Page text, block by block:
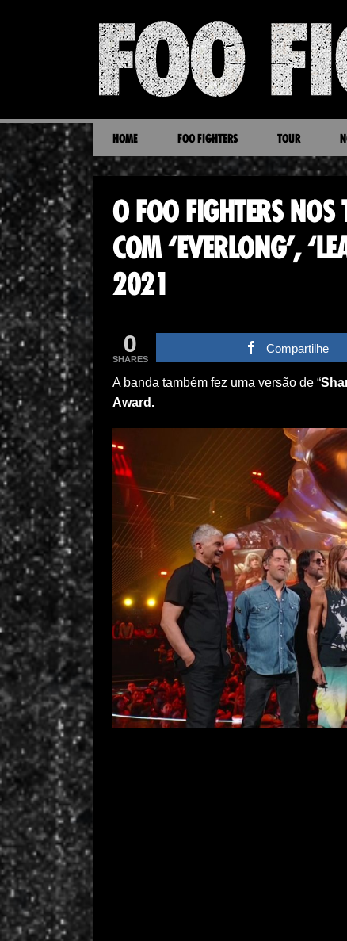
HOME FOO FIGHTERS TOUR
O FOO FIGHTERS
COM ‘EVERLONG’,
2021
0
SHARES
Compartilhe
A banda também fez uma versão de “
Award.